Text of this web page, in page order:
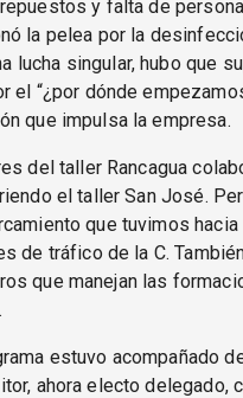
y falta de
la pelea por la
lucha singular, hubo que
el “¿por dónde
que impulsa la empresa.
del taller Rancagua
el taller San José.
que tuvimos
de tráfico de la C.
que manejan las
estuvo acompañado
ahora electo delegado,